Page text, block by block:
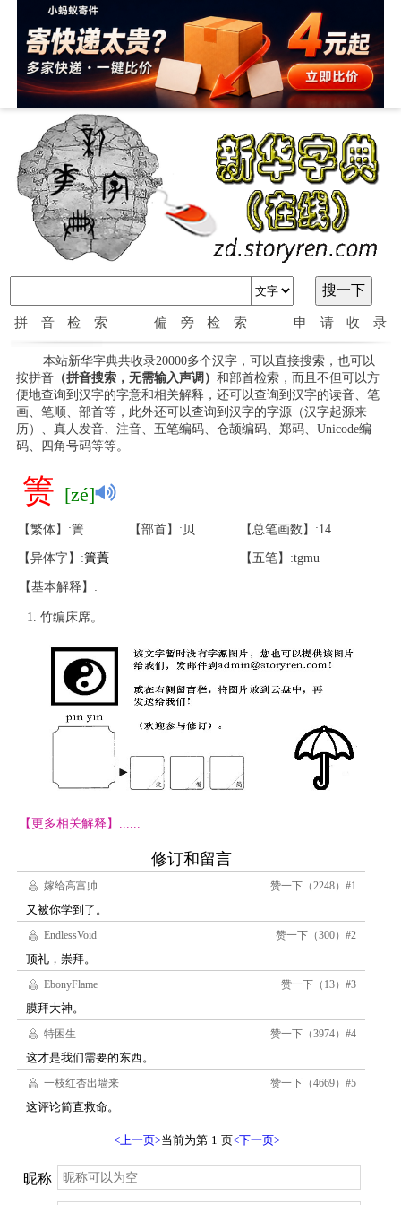
拼音检索 偏旁检索 申请收录
本站新华字典共收录20000多个汉字，可以直接搜索，也可以
按拼音（拼音搜索，无需输入声调） 和部首检索，而且不但可以方
便地查询到汉字的字意和相关解释，还可以查询到汉字的读音、笔
画、笔顺、部首等，此外还可以查询到汉字的字源（汉字起源来
历）、真人发音、注音、五笔编码、仓颉编码、郑码、Unicode编
码、四角号码等等。
箦 [zé]
【繁体】:簀 【部首】:贝 【总笔画数】:14
【异体字】:簀蔶 【五笔】:tgmu
【基本解释】:
竹编床席。
【更多相关解释】......